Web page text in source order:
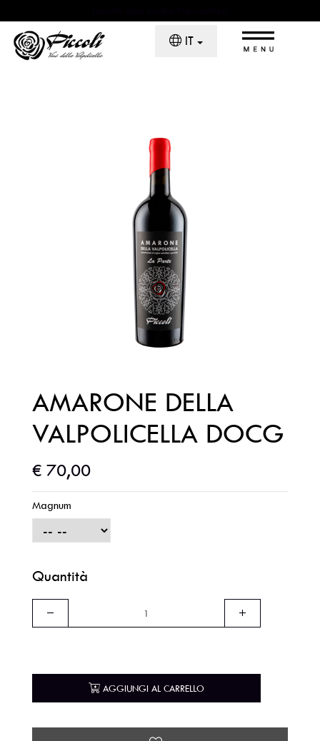
IT
×
Il Monte La Parte
Piccoli Wine Experience
AMARONE DELLA
VALPOLICELLA DOCG
€ 70,00
Magnum
Quantità
AGGIUNGI AL CARRELLO